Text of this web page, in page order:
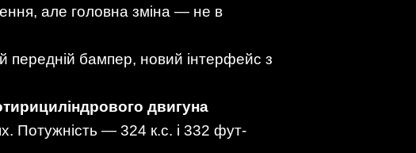
але головна зміна — не в
передній бампер, новий інтерфейс з
двигуна
Потужність — 324 к.с. і 332 фут-